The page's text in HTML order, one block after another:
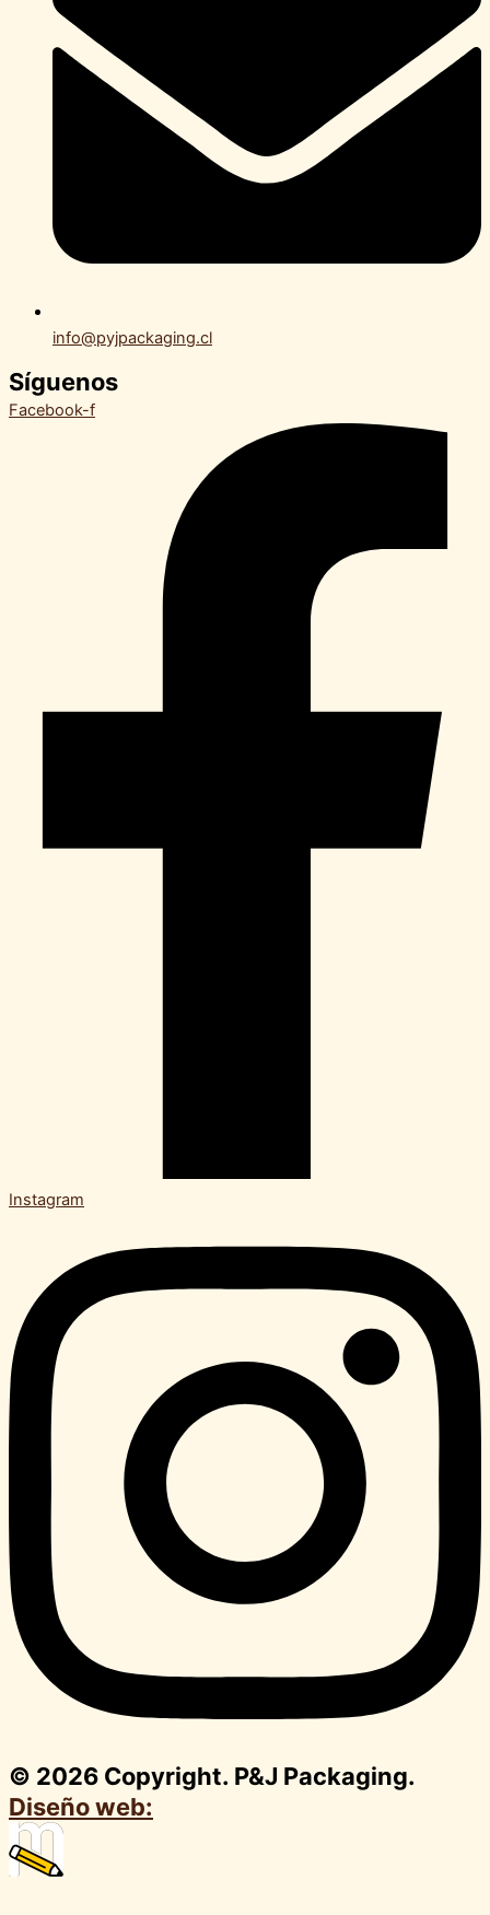
info@pyjpackaging.cl
Síguenos
Facebook-f
Instagram
© 2026 Copyright. P&J Packaging.
Diseño web: